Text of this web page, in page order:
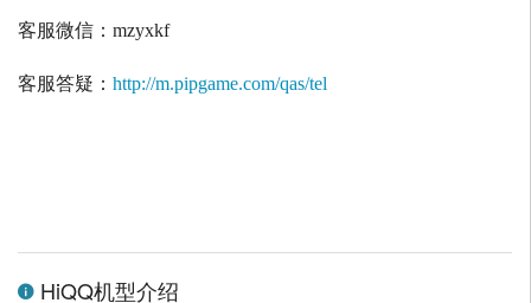
客服微信： mzyxkf
客服答疑： http://m.pipgame.com/qas/tel
HiQQ机型介绍